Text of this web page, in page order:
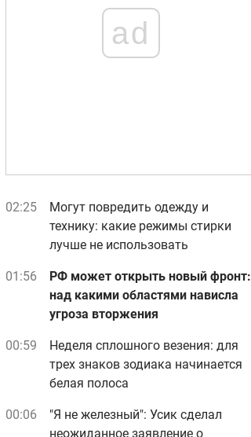
ad
02:25
Могут повредить одежду и
технику: какие режимы стирки
лучше не использовать
01:56
РФ может открыть новый фронт:
над какими областями нависла
угроза вторжения
00:59
Неделя сплошного везения: для
трех знаков зодиака начинается
белая полоса
00:06
"Я не железный": Усик сделал
неожиданное заявление о